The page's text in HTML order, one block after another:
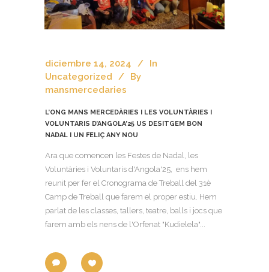
diciembre 14, 2024
In
Uncategorized
By
mansmercedaries
L’ONG MANS MERCEDÀRIES I LES VOLUNTÀRIES I
VOLUNTARIS D’ANGOLA’25 US DESITGEM BON
NADAL I UN FELIÇ ANY NOU
Ara que comencen les Festes de Nadal, les
Voluntàries i Voluntaris d'Angola'25, ens hem
reunit per fer el Cronograma de Treball del 31è
Camp de Treball que farem el proper estiu. Hem
parlat de les classes, tallers, teatre, balls i jocs que
farem amb els nens de l'Orfenat "Kudielela"...